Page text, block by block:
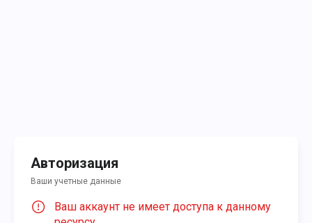
Авторизация
Ваши учетные данные
Ваш аккаунт не имеет доступа к данному